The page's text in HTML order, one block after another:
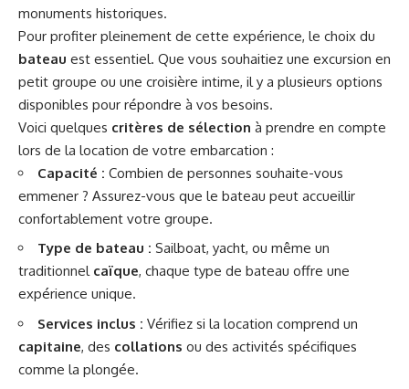
monuments historiques.
Pour profiter pleinement de cette expérience, le choix du
bateau est essentiel. Que vous souhaitiez une excursion en
petit groupe ou une croisière intime, il y a plusieurs options
disponibles pour répondre à vos besoins.
Voici quelques critères de sélection à prendre en compte
lors de la location de votre embarcation :
Capacité : Combien de personnes souhaite-vous
emmener ? Assurez-vous que le bateau peut accueillir
confortablement votre groupe.
Type de bateau : Sailboat, yacht, ou même un
traditionnel caïque, chaque type de bateau offre une
expérience unique.
Services inclus : Vérifiez si la location comprend un
capitaine, des collations ou des activités spécifiques
comme la plongée.